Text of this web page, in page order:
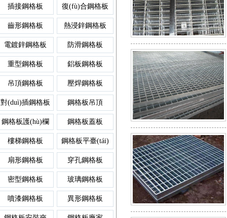
異形鋼格板
噴漆鋼格板
玻璃鋼格板
密型鋼格板
穿孔鋼格板
齒形格
格柵板
插接格
防滑格
熱鍍鋅
鋼格柵板平臺
(tái)
防滑鋼格柵板
插接鋼格柵板
鍍鋅鋼格柵板
雨水篦子
樹池蓋板
復(fù)合溝蓋板
踏板網(wǎng)
插接板
梯踏板
插接鋼格板 復(fù)合鋼格板
齒形鋼格板 熱浸鋅鋼格板
電鍍鋅鋼格板 防滑鋼格板
重型鋼格板 鋁板鋼格板
吊頂鋼格板 壓焊鋼格板
對(duì)插鋼格板 鋼格板吊頂
鋼格板護(hù)欄 鋼格板蓋板
樓梯鋼格板 鋼格板平臺(tái)
扇形鋼格板 穿孔鋼格板
密型鋼格板 玻璃鋼格板
噴漆鋼格板 異形鋼格板